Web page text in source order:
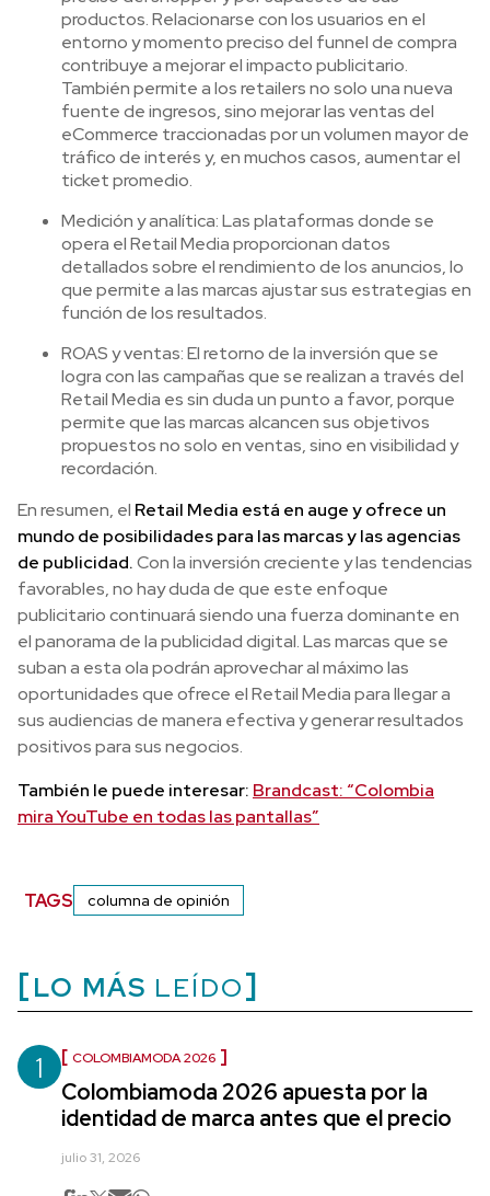
productos. Relacionarse con los usuarios en el
entorno y momento preciso del funnel de compra
contribuye a mejorar el impacto publicitario.
También permite a los retailers no solo una nueva
fuente de ingresos, sino mejorar las ventas del
eCommerce traccionadas por un volumen mayor de
tráfico de interés y, en muchos casos, aumentar el
ticket promedio.
Medición y analítica: Las plataformas donde se
opera el Retail Media proporcionan datos
detallados sobre el rendimiento de los anuncios, lo
que permite a las marcas ajustar sus estrategias en
función de los resultados.
ROAS y ventas: El retorno de la inversión que se
logra con las campañas que se realizan a través del
Retail Media es sin duda un punto a favor, porque
permite que las marcas alcancen sus objetivos
propuestos no solo en ventas, sino en visibilidad y
recordación.
En resumen, el Retail Media está en auge y ofrece un
mundo de posibilidades para las marcas y las agencias
de publicidad.Con la inversión creciente y las tendencias
favorables, no hay duda de que este enfoque
publicitario continuará siendo una fuerza dominante en
el panorama de la publicidad digital. Las marcas que se
suban a esta ola podrán aprovechar al máximo las
oportunidades que ofrece el Retail Media para llegar a
sus audiencias de manera efectiva y generar resultados
positivos para sus negocios.
También le puede interesar: Brandcast: “Colombia
mira YouTube en todas las pantallas”
TAGS columna de opinión
LO MÁS LEÍDO
1 COLOMBIAMODA 2026
Colombiamoda 2026 apuesta por la
identidad de marca antes que el precio
julio 31, 2026